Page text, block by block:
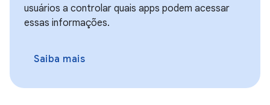
usuários a controlar quais apps podem acessar
essas informações.
Saiba mais